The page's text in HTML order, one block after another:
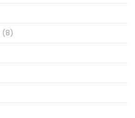
(8)